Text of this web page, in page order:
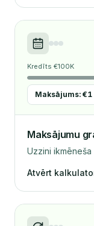
Kredīts €100K
Maksājums: €1
Maksājumu
Uzzini ikmēneša
Atvērt